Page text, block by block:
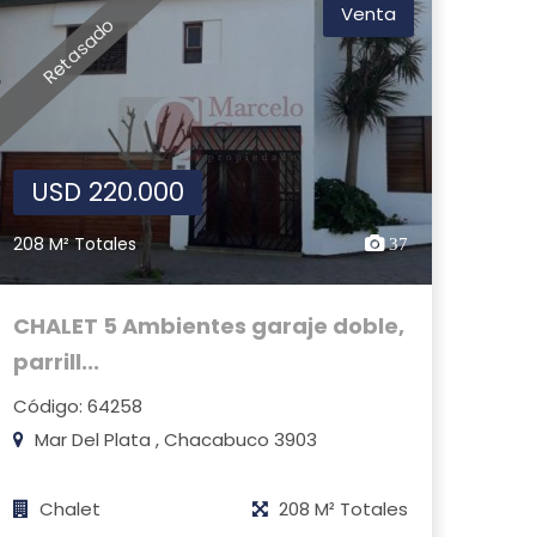
Retasado Venta
USD 220.000
208 M² Totales 37
CHALET 5 Ambientes garaje doble,
parrill...
Código: 64258
Mar Del Plata , Chacabuco 3903
Chalet 208 M² Totales